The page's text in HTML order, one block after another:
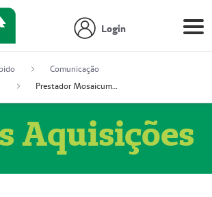
Login
Comunicação
Prestador Mosaicum Espaço Clínico Eireli (51004355-5)
Aquisições